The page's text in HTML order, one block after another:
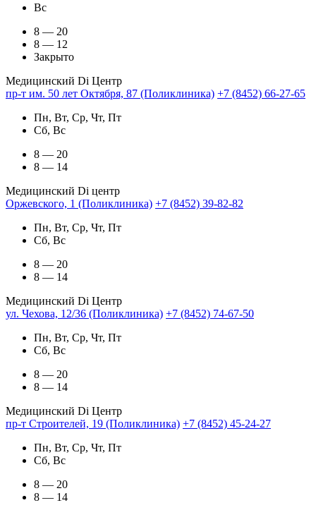
Вс
8 — 20
8 — 12
Закрыто
Медицинский Di Центр
пр-т им. 50 лет Октября, 87 (Поликлиника) +7 (8452) 66-27-65
Пн, Вт, Ср, Чт, Пт
Сб, Вс
8 — 20
8 — 14
Медицинский Di центр
Оржевского, 1 (Поликлиника) +7 (8452) 39-82-82
Пн, Вт, Ср, Чт, Пт
Сб, Вс
8 — 20
8 — 14
Медицинский Di Центр
ул. Чехова, 12/36 (Поликлиника) +7 (8452) 74-67-50
Пн, Вт, Ср, Чт, Пт
Сб, Вс
8 — 20
8 — 14
Медицинский Di Центр
пр-т Строителей, 19 (Поликлиника) +7 (8452) 45-24-27
Пн, Вт, Ср, Чт, Пт
Сб, Вс
8 — 20
8 — 14